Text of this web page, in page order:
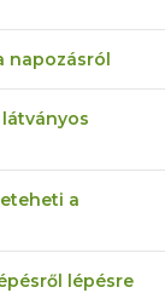
napozásról
a
lépésre